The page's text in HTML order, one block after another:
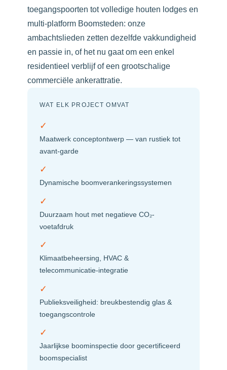
toegangspoorten tot volledige houten lodges en
multi-platform Boomsteden: onze
ambachtslieden zetten dezelfde vakkundigheid
en passie in, of het nu gaat om een enkel
residentieel verblijf of een grootschalige
commerciële ankerattratie.
WAT ELK PROJECT OMVAT
✓
Maatwerk conceptontwerp — van rustiek tot
avant-garde
✓
Dynamische boomverankeringssystemen
✓
Duurzaam hout met negatieve CO₂-
voetafdruk
✓
Klimaatbeheersing, HVAC &
telecommunicatie-integratie
✓
Publieksveiligheid: breukbestendig glas &
toegangscontrole
✓
Jaarlijkse boominspectie door gecertificeerd
boomspecialist